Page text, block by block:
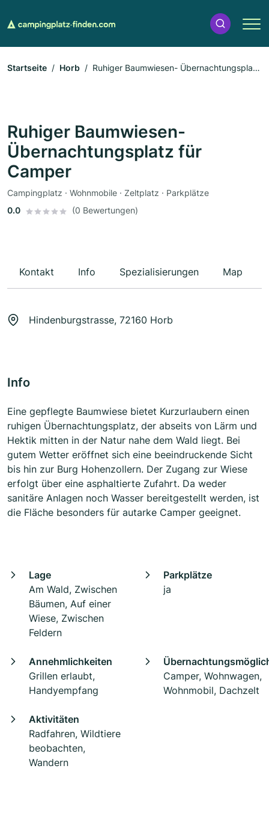
Startseite Horb
Ruhiger Baumwiesen- Übernachtungsplatz
Ruhiger Baumwiesen-
Übernachtungsplatz für
Camper
Campingplatz · Wohnmobile · Zeltplatz · Parkplätze
0.0
(0 Bewertungen)
Kontakt Info Spezialisierungen Map
Hindenburgstrasse, 72160 Horb
Info
Eine gepflegte Baumwiese bietet Kurzurlaubern einen
ruhigen Übernachtungsplatz, der abseits von Lärm und
Hektik mitten in der Natur nahe dem Wald liegt. Bei
gutem Wetter eröffnet sich eine beeindruckende Sicht
bis hin zur Burg Hohenzollern. Der Zugang zur Wiese
erfolgt über eine asphaltierte Zufahrt. Da weder
sanitäre Anlagen noch Wasser bereitgestellt werden, ist
die Fläche besonders für autarke Camper geeignet.
Lage
Am Wald, Zwischen
Bäumen, Auf einer
Wiese, Zwischen
Feldern
Parkplätze
ja
Annehmlichkeiten
Grillen erlaubt,
Handyempfang
Camper, Wohnwagen,
Wohnmobil, Dachzelt
Aktivitäten
Radfahren, Wildtiere
beobachten,
Wandern